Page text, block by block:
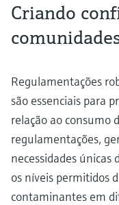
Criando
Regulamentações
são essenciais para
relação ao consumo
regulamentações,
necessidades únicas
os níveis permitidos
contaminantes em